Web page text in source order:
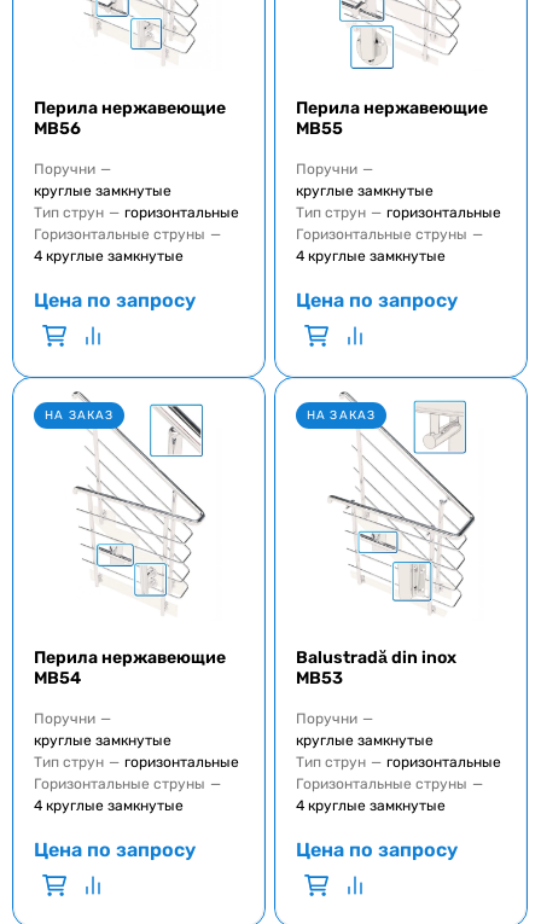
Перила нержавеющие
MB56
Поручни —
круглые замкнутые
Тип струн — горизонтальные
Горизонтальные струны —
4 круглые замкнутые
Цена по запросу
Перила нержавеющие
MB55
Поручни —
круглые замкнутые
Тип струн — горизонтальные
Горизонтальные струны —
4 круглые замкнутые
Цена по запросу
НА ЗАКАЗ
Перила нержавеющие
MB54
Поручни —
круглые замкнутые
Тип струн — горизонтальные
Горизонтальные струны —
4 круглые замкнутые
Цена по запросу
НА ЗАКАЗ
Balustradă din inox
MB53
Поручни —
круглые замкнутые
Тип струн — горизонтальные
Горизонтальные струны —
4 круглые замкнутые
Цена по запросу